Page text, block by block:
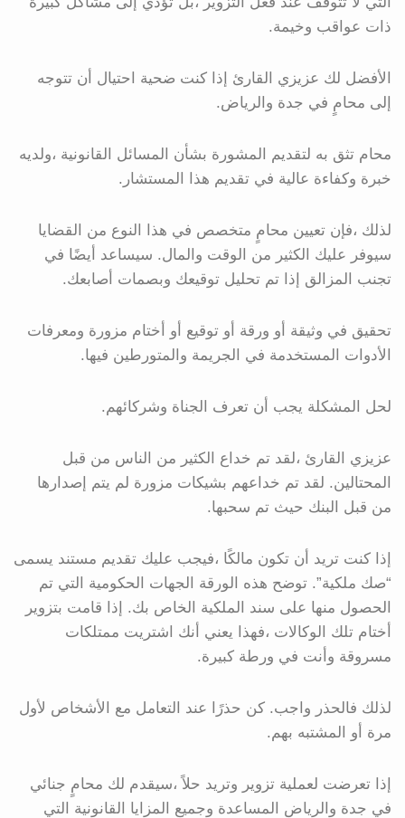
ذات عواقب وخيمة.
الأفضل لك عزيزي القارئ إذا كنت ضحية احتيال أن تتوجه
إلى محامٍ في جدة والرياض.
محام تثق به لتقديم المشورة بشأن المسائل القانونية ،ولديه
خبرة وكفاءة عالية في تقديم هذا المستشار.
لذلك ،فإن تعيين محامٍ متخصص في هذا النوع من القضايا
سيوفر عليك الكثير من الوقت والمال. سيساعد أيضًا في
تجنب المزالق إذا تم تحليل توقيعك وبصمات أصابعك.
تحقيق في وثيقة أو ورقة أو توقيع أو أختام مزورة ومعرفات
الأدوات المستخدمة في الجريمة والمتورطين فيها.
لحل المشكلة يجب أن تعرف الجناة وشركائهم.
عزيزي القارئ ،لقد تم خداع الكثير من الناس من قبل
المحتالين. لقد تم خداعهم بشيكات مزورة لم يتم إصدارها
من قبل البنك حيث تم سحبها.
إذا كنت تريد أن تكون مالكًا ،فيجب عليك تقديم مستند يسمى
“صك ملكية”. توضح هذه الورقة الجهات الحكومية التي تم
الحصول منها على سند الملكية الخاص بك. إذا قامت بتزوير
أختام تلك الوكالات ،فهذا يعني أنك اشتريت ممتلكات
مسروقة وأنت في ورطة كبيرة.
لذلك فالحذر واجب. كن حذرًا عند التعامل مع الأشخاص لأول
مرة أو المشتبه بهم.
إذا تعرضت لعملية تزوير وتريد حلاً ،سيقدم لك محامٍ جنائي
في جدة والرياض المساعدة وجميع المزايا القانونية التي